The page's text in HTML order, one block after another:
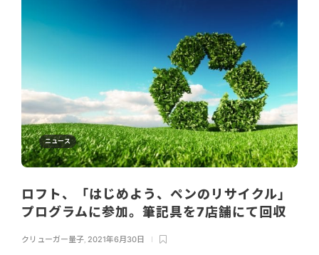
ニュース
ロフト、「はじめよう、ペンのリサイクル」
プログラムに参加。筆記具を7店舗にて回収
クリューガー量子 2021年6月30日